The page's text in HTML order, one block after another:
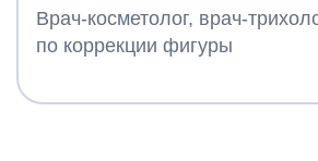
Врач-косметолог, врач-
по коррекции фигуры